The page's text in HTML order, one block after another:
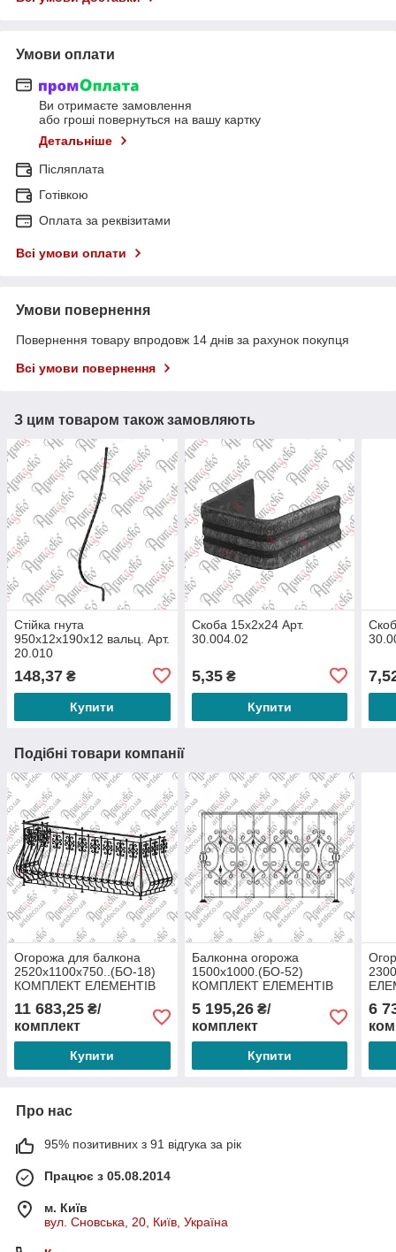
Умови оплати
Ви отримаєте замовлення
або гроші повернуться на вашу картку
Детальніше
Післяплата
Готівкою
Оплата за реквізитами
Всі умови оплати
Умови повернення
Повернення товару впродовж 14 днів за рахунок покупця
Всі умови повернення
З цим товаром також замовляють
Стійка гнута
950х12х190х12 вальц. Арт.
20.010
148,37 ₴
Купити
Скоба 15х2х24 Арт.
30.004.02
5,35₴
Купити
Подібні товари компанії
Огорожа для балкона
2520х1100х750..(БО-18)
КОМПЛЕКТ ЕЛЕМЕНТІВ
11 683,25 ₴/
комплект
Купити
Балконна огорожа
1500х1000.(БО-52)
КОМПЛЕКТ ЕЛЕМЕНТІВ
5 195,26₴/
комплект
Купити
6
Про нас
95% позитивних з 91 відгука за рік
Працює з 05.08.2014
м. Київ
вул. Сновська, 20, Київ, Україна